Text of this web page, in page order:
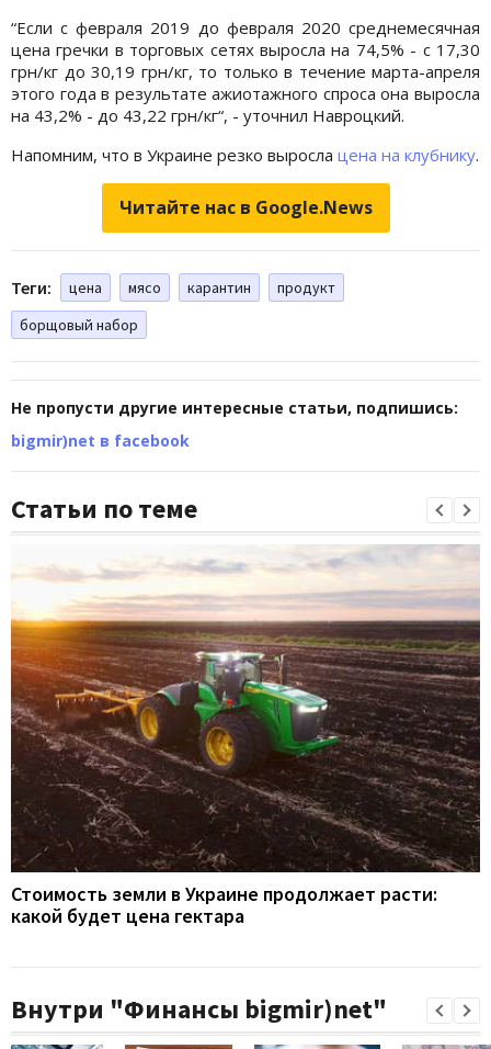
“Если с февраля 2019 до февраля 2020 среднемесячная
цена гречки в торговых сетях выросла на 74,5% - с 17,30
грн/кг до 30,19 грн/кг, то только в течение марта-апреля
этого года в результате ажиотажного спроса она выросла
на 43,2% - до 43,22 грн/кг“, - уточнил Навроцкий.
Напомним, что в Украине резко выросла цена на клубнику.
Читайте нас в Google.News
Теги: цена мясо карантин
продукт
борщовый набор
Не пропусти другие интересные статьи, подпишись:
bigmir)net в facebook
Статьи по теме
Стоимость земли в Украине продолжает расти:
какой будет цена гектара
Внутри "Финансы bigmir)net"